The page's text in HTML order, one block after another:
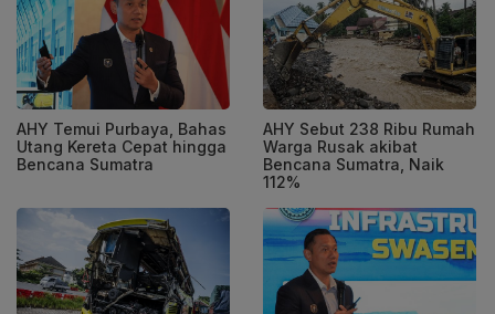
AHY Temui Purbaya, Bahas
Utang Kereta Cepat hingga
Bencana Sumatra
AHY Sebut 238 Ribu Rumah
Warga Rusak akibat
Bencana Sumatra, Naik
112%